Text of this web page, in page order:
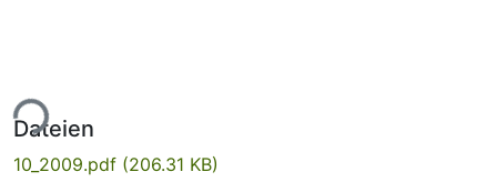
Dateien
10_2009.pdf (206.31 KB)